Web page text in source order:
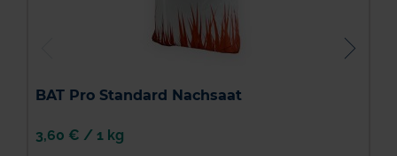
BAT Pro Standard Nachsaat
3,60 € / 1 kg